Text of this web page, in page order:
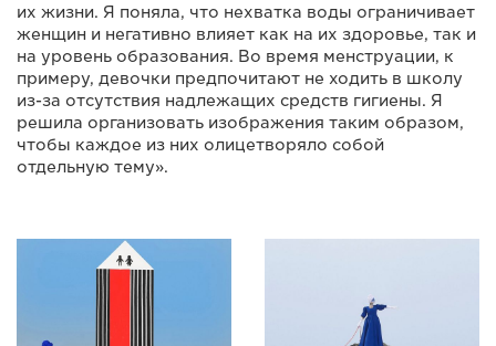
их жизни. Я поняла, что нехватка воды ограничивает
женщин и негативно влияет как на их здоровье, так и
на уровень образования. Во время менструации, к
примеру, девочки предпочитают не ходить в школу
из-за отсутствия надлежащих средств гигиены. Я
решила организовать изображения таким образом,
чтобы каждое из них олицетворяло собой
отдельную тему».